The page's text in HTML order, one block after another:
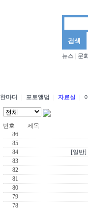
뉴스 문
마디 포토앨범 자료실
번호
제목
86
85
84
[일반]
83
82
81
80
79
78